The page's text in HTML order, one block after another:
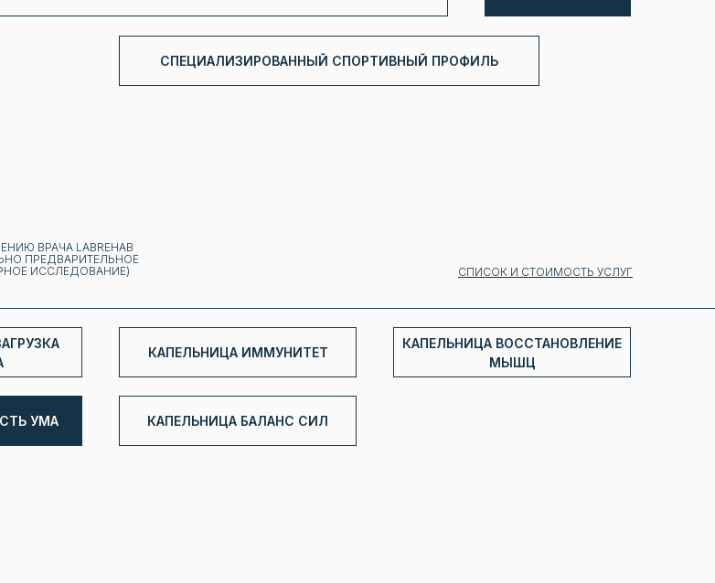
СПЕЦИАЛИЗИРОВАННЫЙ СПОРТИВНЫЙ ПРОФИЛЬ
ВРАЧА LABREHAB
ПРЕДВАРИТЕЛЬНОЕ
ИССЛЕДОВАНИЕ)
СПИСОК И СТОИМОСТЬ УСЛУГ
КАПЕЛЬНИЦА БАЛАНС СИЛ
УМА
КАПЕЛЬНИЦА ВОССТАНОВЛЕНИЕ
МЫШЦ
КАПЕЛЬНИЦА ИММУНИТЕТ